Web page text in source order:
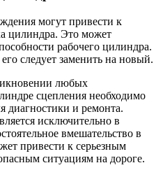
могут привести к
цилиндра. Это может
рабочего цилиндра.
следует заменить на новый.
любых
сцепления необходимо
диагностики и ремонта.
исключительно в
вмешательство в
привести к серьезным
ситуациям на дороге.